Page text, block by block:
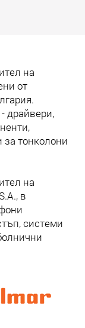
на
от
драйвери,
за тонколони
на
в
системи